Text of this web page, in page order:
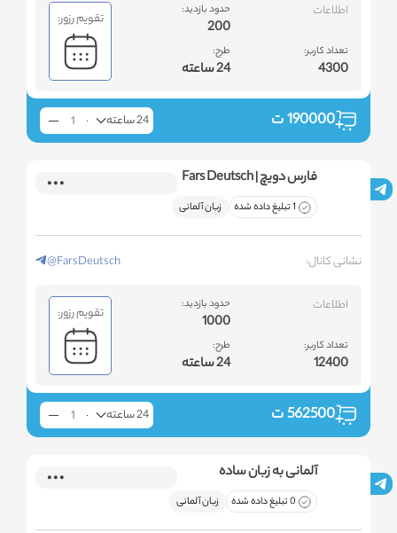
اطلاعات
تعداد کاربر:
4300
حدود بازدید:
200
طرح:
24 ساعته
تقویم رزور:
190000ت 24 ساعته
فارس دویچ | Fars Deutsch
1 تبلیغ داده شده زبان آلمانی
نشانی کانال: @FarsDeutsch
اطلاعات
تعداد کاربر:
12400
حدود بازدید:
1000
طرح:
24 ساعته
تقویم رزور:
562500ت 24 ساعته
آلمانی به زبان ساده
0 تبلیغ داده شده زبان آلمانی